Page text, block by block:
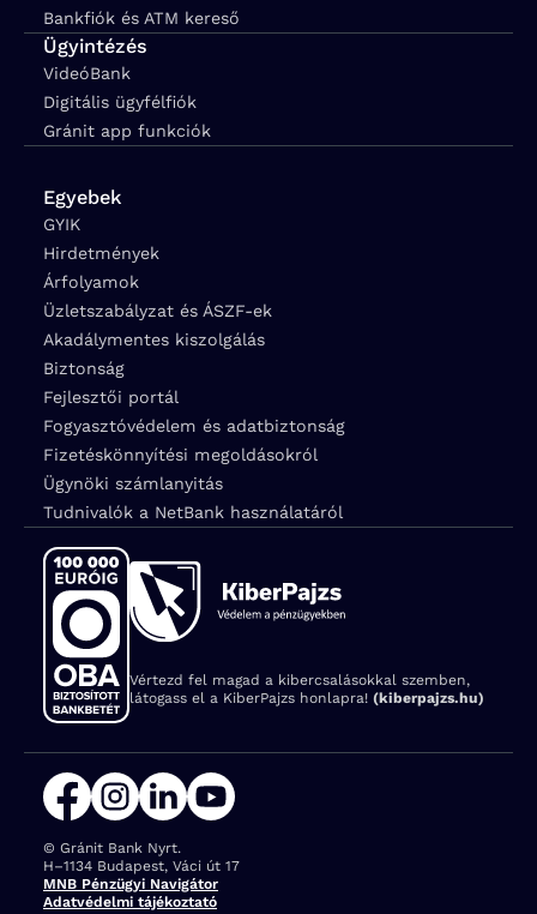
Bankfiók és ATM kereső
Ügyintézés
VideóBank
Digitális ügyfélfiók
Gránit app funkciók
Egyebek
GYIK
Hirdetmények
Árfolyamok
Üzletszabályzat és ÁSZF-ek
Akadálymentes kiszolgálás
Biztonság
Fejlesztői portál
Fogyasztóvédelem és adatbiztonság
Fizetéskönnyítési megoldásokról
Ügynöki számlanyitás
Tudnivalók a NetBank használatáról
Vértezd fel magad a kibercsalásokkal szemben,
látogass el a KiberPajzs honlapra! (kiberpajzs.hu)
© Gránit Bank Nyrt.
Cím:
H–1134 Budapest, Váci út 17
MNB Pénzügyi Navigátor
Adatvédelmi tájékoztató